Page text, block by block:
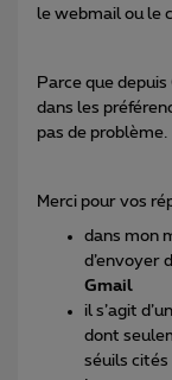
le webmail ou le
Parce que
dans les
pas de problème.
Merci pour vos
dans mon
d’envoyer
Gmail
il s’agit
dont
séuils cités